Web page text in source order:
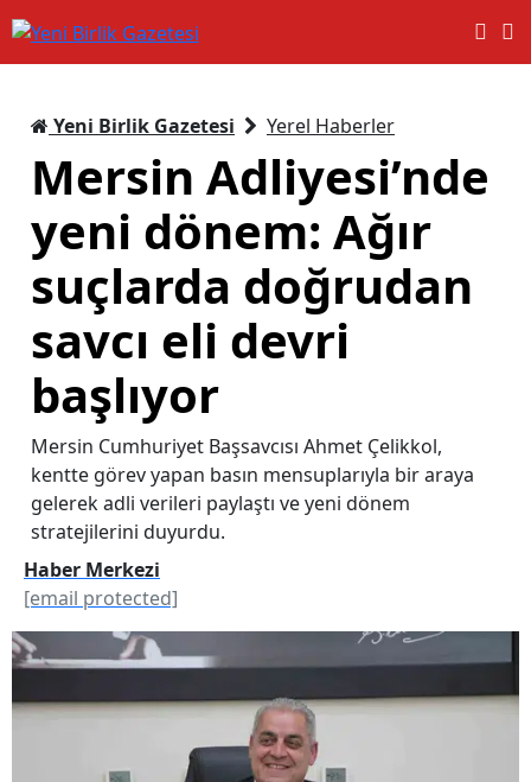
Yeni Birlik Gazetesi Yerel Haberler
Mersin Adliyesi’nde
yeni dönem: Ağır
suçlarda doğrudan
savcı eli devri
başlıyor
Mersin Cumhuriyet Başsavcısı Ahmet Çelikkol,
kentte görev yapan basın mensuplarıyla bir araya
gelerek adli verileri paylaştı ve yeni dönem
stratejilerini duyurdu.
Haber Merkezi
[email protected]